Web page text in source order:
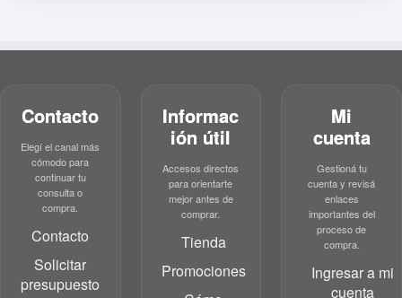
Contacto
Elegí el canal más
cómodo para
continuar tu
consulta o
compra.
Contacto
Solicitar
presupuesto
Informac
ión útil
Accesos directos
para orientarte
mejor antes de
comprar.
Tienda
Promociones
Mi
cuenta
Gestioná tu
cuenta y revisá
enlaces
importantes del
proceso de
compra.
Ingresar a mi
cuenta